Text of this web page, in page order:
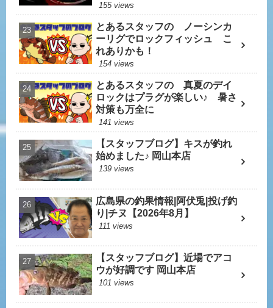
155 views
とあるスタッフの ノーシンカ
ーリグでロックフィッシュ こ
れありかも！
154 views
とあるスタッフの 真夏のデイ
ロックはプラグが楽しい♪ 暑さ
対策も万全に
141 views
【スタッフブログ】キスが釣れ
始めました♪ 岡山本店
139 views
広島県の釣果情報|阿伏兎|投げ釣
り|チヌ【2026年8月】
111 views
【スタッフブログ】近場でアコ
ウが好調です 岡山本店
101 views